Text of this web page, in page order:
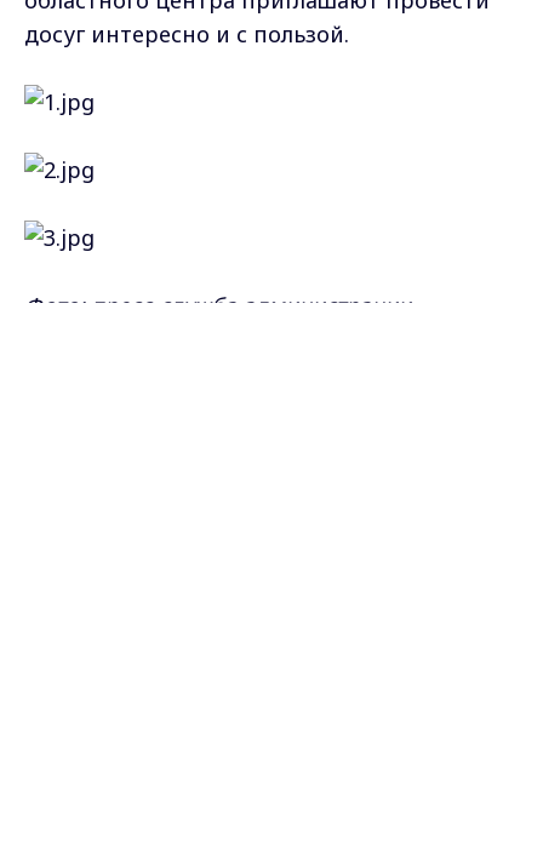
Владимира
Самые свежие и главные новости в макс-канале
Опубликовано: 25 мая 2026 года